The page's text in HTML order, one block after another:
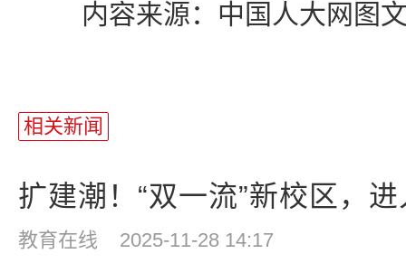
内容来源：中国人大网图
相关新闻
扩建潮！“双一流”新校区，
教育在线 2025-11-28 14:17